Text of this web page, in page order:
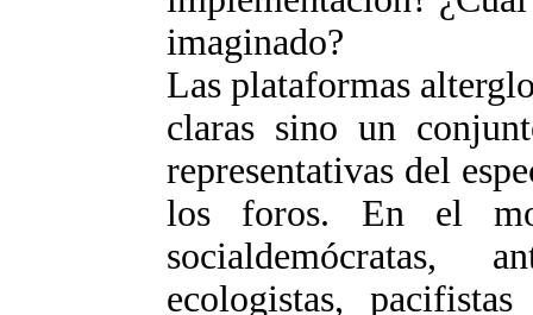
imaginado?
Las plataformas
claras sino un
representativas del
los foros. En el
socialdemócratas,
ecologistas,